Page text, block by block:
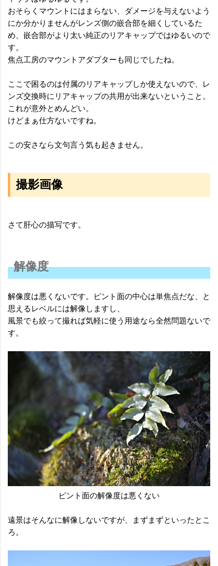
おそらくマウントにはまらない、ダメージを与えないよう
にか分かりませんがレンズ側の嵌合部を細くしているた
め、嵌合部がより太い純正のリアキャップではゆるいので
す。
焦点工房のマウントアダプターも同じでしたね。
ここで困るのは付属のリアキャップしか使えないので、レ
ンズ交換時にリアキャップの共用が出来ないということ。
これが意外とめんどい。
けどまぁ仕方ないですね。
この安さなら文句言う気も起きません。
撮影画像
さて肝心の描写です。
解像度
解像度は悪くないです。ピント面の中心は単焦点だな、と
思えるレベルには解像しますし、
風景でも絞って撮れば気軽に使う用途なら全然問題ないで
す。
ピント面の解像度は悪くない
遠景はそんなに解像しないですが、まずまずといったとこ
ろ。